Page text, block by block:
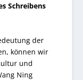
Schreibens
der
können wir
und
Ning